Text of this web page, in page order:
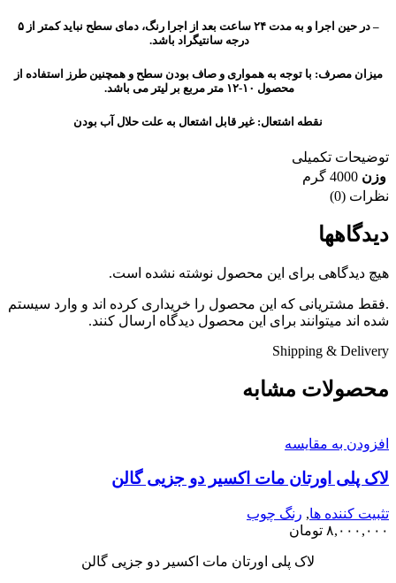
– در حین اجرا و به مدت ۲۴ ساعت بعد از اجرا رنگ، دمای سطح نباید کمتر از ۵
درجه سانتیگراد باشد.
میزان مصرف: با توجه به همواری و صاف بودن سطح و همچنین طرز استفاده از
محصول ۱۰-۱۲ متر مربع بر لیتر می باشد.
نقطه اشتعال: غیر قابل اشتعال به علت حلال آب بودن
توضیحات تکمیلی
وزن 4000 گرم
نظرات (0)
دیدگاهها
هیچ دیدگاهی برای این محصول نوشته نشده است.
.فقط مشتریانی که این محصول را خریداری کرده اند و وارد سیستم
شده اند میتوانند برای این محصول دیدگاه ارسال کنند.
Shipping & Delivery
محصولات مشابه
افزودن به مقایسه
لاک پلی اورتان مات اکسیر دو جزیی گالن
تثبیت کننده ها, رنگ چوب
۸,۰۰۰,۰۰۰ تومان
لاک پلی اورتان مات اکسیر دو جزیی گالن